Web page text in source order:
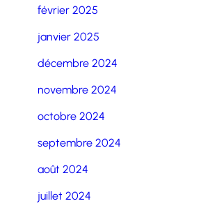
février 2025
janvier 2025
décembre 2024
novembre 2024
octobre 2024
septembre 2024
août 2024
juillet 2024